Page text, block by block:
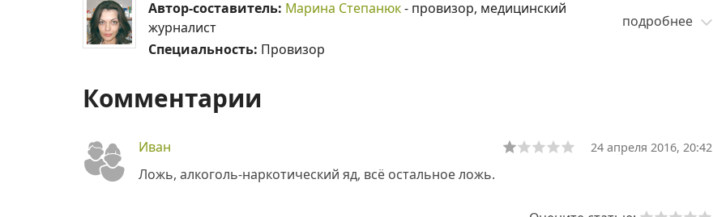
Автор-составитель: Марина Степанюк- провизор, медицинский
журналист
Специальность: Провизор
подробнее
Комментарии
Иван 24 апреля 2016, 20:42
Ложь, алкоголь-наркотический яд, всё остальное ложь.